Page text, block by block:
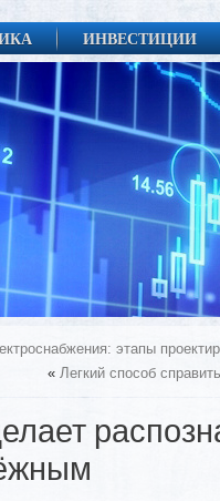
ИНВЕСТИЦИИ
этапы
« Легкий способ